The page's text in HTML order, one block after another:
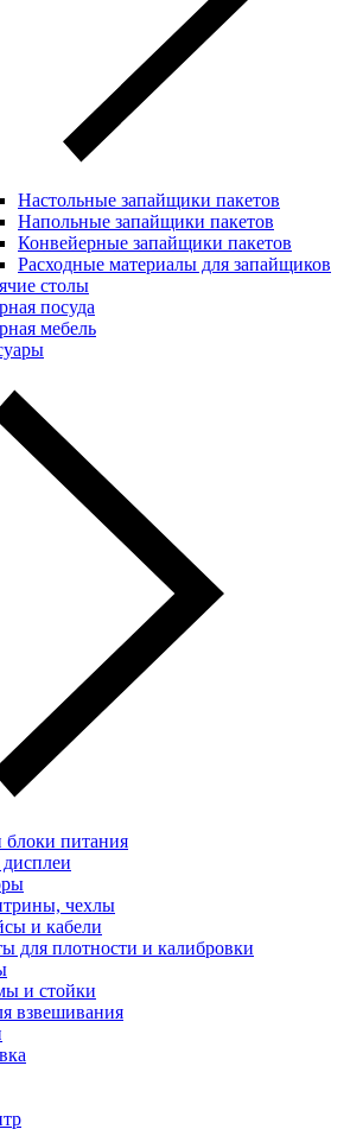
Настольные запайщики пакетов
Напольные запайщики пакетов
Конвейерные запайщики пакетов
Расходные материалы для запайщиков
столы
посуда
мебель
блоки питания
чехлы
и кабели
для плотности и калибровки
и стойки
взвешивания